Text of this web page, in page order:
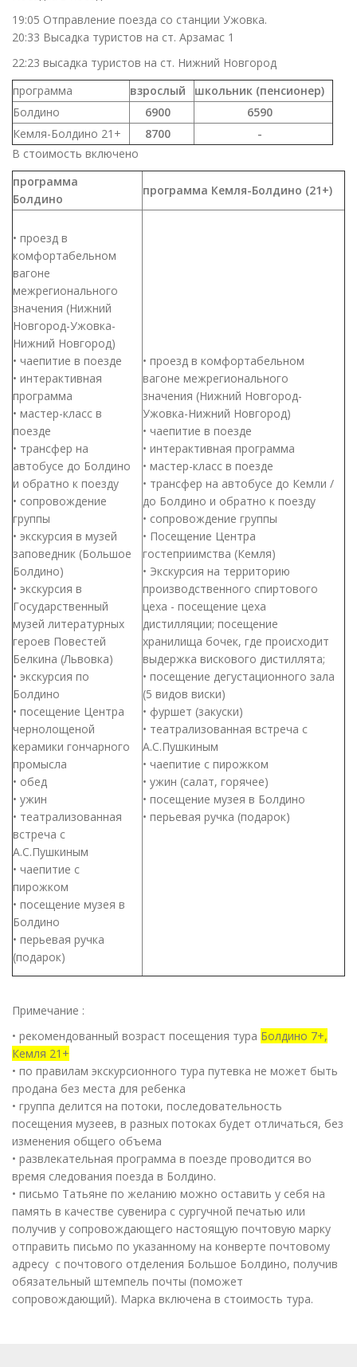
19:05 Отправление поезда со станции Ужовка.
20:33 Высадка туристов на ст. Арзамас 1
22:23 высадка туристов на ст. Нижний Новгород
программа
взрослый
школьник (пенсионер)
Болдино
6900
6590
Кемля-Болдино 21+
8700
-
В стоимость включено
программа
Болдино
программа Кемля-Болдино (21+)
• проезд в
комфортабельном
вагоне
межрегионального
значения (Нижний
Новгород-Ужовка-
Нижний Новгород)
• чаепитие в поезде
• интерактивная
программа
• мастер-класс в
поезде
• трансфер на
автобусе до Болдино
и обратно к поезду
• сопровождение
группы
• экскурсия в музей
заповедник (Большое
Болдино)
• экскурсия в
Государственный
музей литературных
героев Повестей
Белкина (Львовка)
• экскурсия по
Болдино
• посещение Центра
чернолощеной
керамики гончарного
промысла
• обед
• ужин
• театрализованная
встреча с
А.С.Пушкиным
• чаепитие с
пирожком
• посещение музея в
Болдино
• перьевая ручка
(подарок)
• проезд в комфортабельном
вагоне межрегионального
значения (Нижний Новгород-
Ужовка-Нижний Новгород)
• чаепитие в поезде
• интерактивная программа
• мастер-класс в поезде
• трансфер на автобусе до Кемли /
до Болдино и обратно к поезду
• сопровождение группы
• Посещение Центра
гостеприимства (Кемля)
• Экскурсия на территорию
производственного спиртового
цеха - посещение цеха
дистилляции; посещение
хранилища бочек, где происходит
выдержка вискового дистиллята;
• посещение дегустационного зала
(5 видов виски)
• фуршет (закуски)
• театрализованная встреча с
А.С.Пушкиным
• чаепитие с пирожком
• ужин (салат, горячее)
• посещение музея в Болдино
• перьевая ручка (подарок)
Примечание :
• рекомендованный возраст посещения тура Болдино 7+,
Кемля 21+
• по правилам экскурсионного тура путевка не может быть
продана без места для ребенка
• группа делится на потоки, последовательность
посещения музеев, в разных потоках будет отличаться, без
изменения общего объема
• развлекательная программа в поезде проводится во
время следования поезда в Болдино.
• письмо Татьяне по желанию можно оставить у себя на
память в качестве сувенира с сургучной печатью или
получив у сопровождающего настоящую почтовую марку
отправить письмо по указанному на конверте почтовому
адресу с почтового отделения Большое Болдино, получив
обязательный штемпель почты (поможет
сопровождающий). Марка включена в стоимость тура.